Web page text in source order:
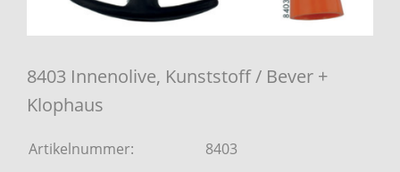
8403 Innenolive, Kunststoff / Bever +
Klophaus
Artikelnummer: 8403